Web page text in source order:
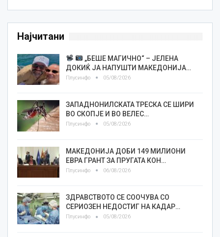
Најчитани
„БЕШЕ МАГИЧНО“ – ЈЕЛЕНА
ДОКИЌ ЈА НАПУШТИ МАКЕДОНИЈА…
Плусинфо 05/08/2026
ЗАПАДНОНИЛСКАТА ТРЕСКА СЕ ШИРИ
ВО СКОПЈЕ И ВО ВЕЛЕС…
Плусинфо 05/08/2026
МАКЕДОНИЈА ДОБИ 149 МИЛИОНИ
ЕВРА ГРАНТ ЗА ПРУГАТА КОН…
Плусинфо 06/08/2026
ЗДРАВСТВОТО СЕ СООЧУВА СО
СЕРИОЗЕН НЕДОСТИГ НА КАДАР…
Плусинфо 05/08/2026